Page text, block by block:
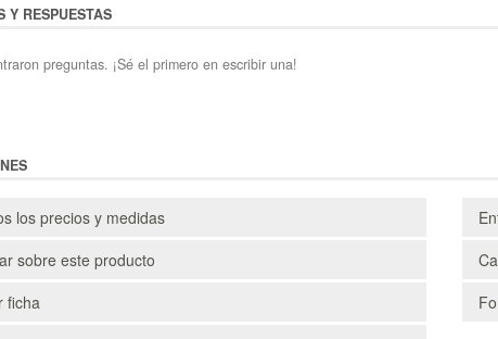
Y RESPUESTAS
preguntas. ¡Sé el primero en escribir una!
los precios y medidas
sobre este producto
ficha